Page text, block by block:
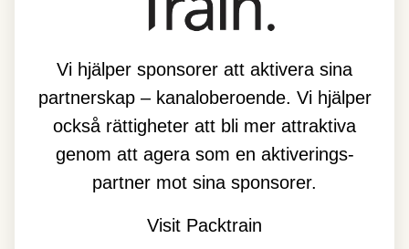
Vi hjälper sponsorer att aktivera sina
partnerskap – kanaloberoende. Vi hjälper
också rättigheter att bli mer attraktiva
genom att agera som en aktiverings-
partner mot sina sponsorer.
Visit Packtrain